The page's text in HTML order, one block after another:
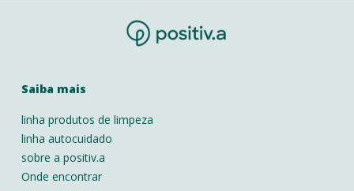
Saiba mais
linha produtos de limpeza
linha autocuidado
sobre a positiv.a
Onde encontrar